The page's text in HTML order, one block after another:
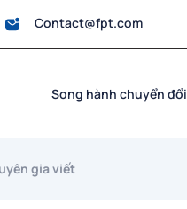
Contact@fpt.com
Song hành chuyển đổi
gia viết